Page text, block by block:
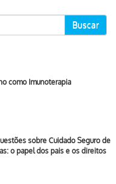
Buscar
como Imunoterapia
sobre Cuidado Seguro de
o papel dos pais e os direitos